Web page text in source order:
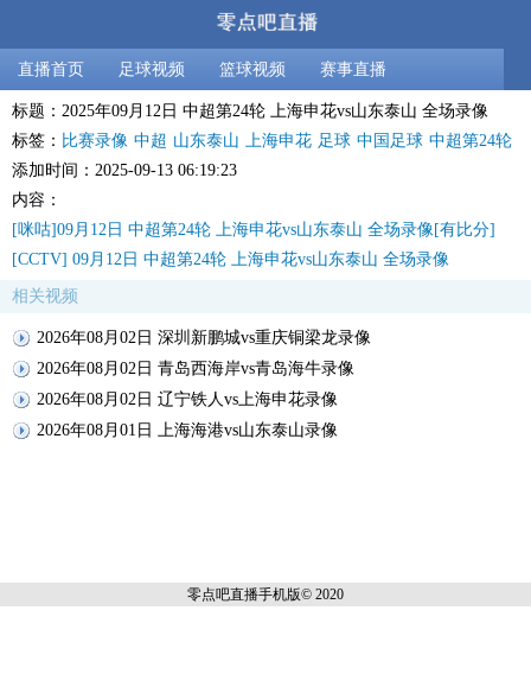
直播首页 足球视频 篮球视频 赛事直播
标题：2025年09月12日 中超第24轮 上海申花vs山东泰山 全场录像
标签： 比赛录像 中超 山东泰山 上海申花 足球 中国足球 中超第24轮
添加时间：2025-09-13 06:19:23
内容：
[咪咕]09月12日 中超第24轮 上海申花vs山东泰山 全场录像[有比分]
[CCTV] 09月12日 中超第24轮 上海申花vs山东泰山 全场录像
相关视频
2026年08月02日 深圳新鹏城vs重庆铜梁龙录像
2026年08月02日 青岛西海岸vs青岛海牛录像
2026年08月02日 辽宁铁人vs上海申花录像
2026年08月01日 上海海港vs山东泰山录像
零点吧直播手机版© 2020